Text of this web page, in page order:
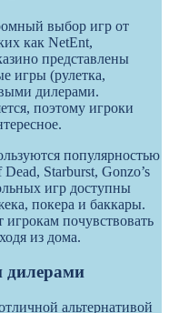
выбор игр от
как NetEnt,
представлены
игры (рулетка,
дилерами.
поэтому игроки
популярностью
Starburst, Gonzo’s
игр доступны
покера и баккары.
почувствовать
из дома.
дилерами
альтернативой